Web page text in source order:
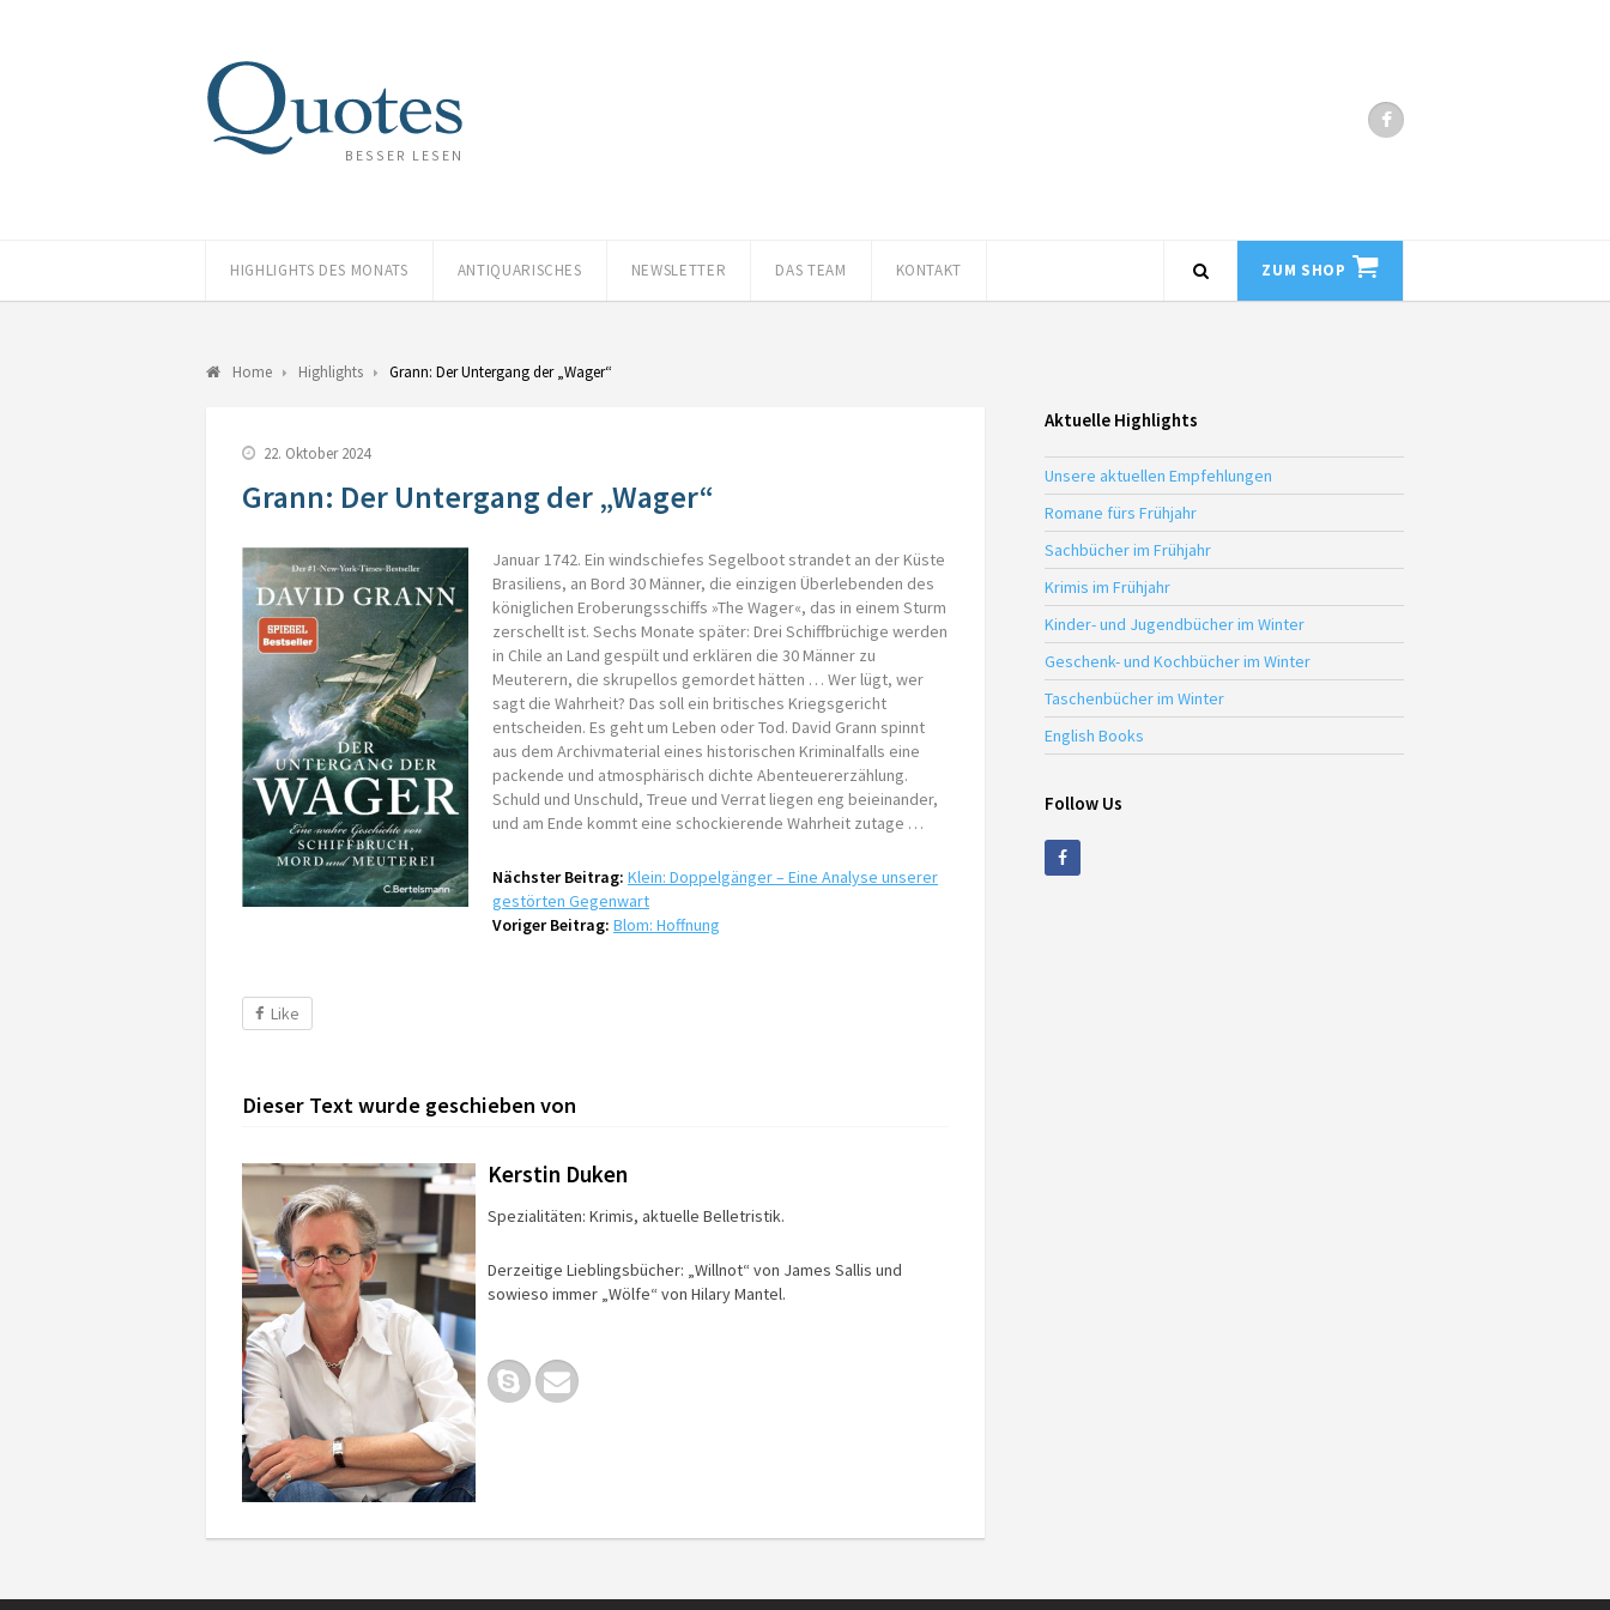
BESSER LESEN
HIGHLIGHTS DES MONATS ANTIQUARISCHES NEWSLETTER DAS TEAM KONTAKT ZUM SHOP
Home Highlights Grann: Der Untergang der „Wager“
22. Oktober 2024
Grann: Der Untergang der „Wager“
Januar 1742. Ein windschiefes Segelboot strandet an der Küste
Brasiliens, an Bord 30 Männer, die einzigen Überlebenden des
königlichen Eroberungsschiffs »The Wager«, das in einem Sturm
zerschellt ist. Sechs Monate später: Drei Schiffbrüchige werden
in Chile an Land gespült und erklären die 30 Männer zu
Meuterern, die skrupellos gemordet hätten … Wer lügt, wer
sagt die Wahrheit? Das soll ein britisches Kriegsgericht
entscheiden. Es geht um Leben oder Tod. David Grann spinnt
aus dem Archivmaterial eines historischen Kriminalfalls eine
packende und atmosphärisch dichte Abenteuererzählung.
Schuld und Unschuld, Treue und Verrat liegen eng beieinander,
und am Ende kommt eine schockierende Wahrheit zutage …
Nächster Beitrag: Klein: Doppelgänger – Eine Analyse unserer
gestörten Gegenwart
Voriger Beitrag: Blom: Hoffnung
Like
Dieser Text wurde geschieben von
Kerstin Duken
Spezialitäten: Krimis, aktuelle Belletristik.
Derzeitige Lieblingsbücher: „Willnot“ von James Sallis und
sowieso immer „Wölfe“ von Hilary Mantel.
Aktuelle Highlights
Unsere aktuellen Empfehlungen
Romane fürs Frühjahr
Sachbücher im Frühjahr
Krimis im Frühjahr
Kinder- und Jugendbücher im Winter
Geschenk- und Kochbücher im Winter
Taschenbücher im Winter
English Books
Follow Us